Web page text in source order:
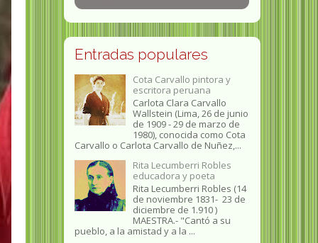
Entradas populares
Cota Carvallo pintora y
escritora peruana
Carlota Clara Carvallo
Wallstein (Lima, 26 de junio
de 1909 - 29 de marzo de
1980), conocida como Cota
Carvallo o Carlota Carvallo de Nuñez,...
Rita Lecumberri Robles
educadora y poeta
Rita Lecumberri Robles (14
de noviembre 1831- 23 de
diciembre de 1.910 )
MAESTRA.- "Cantó a su
pueblo, a la amistad y a la ...